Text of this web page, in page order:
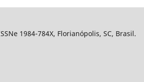
1984-784X, Florianópolis, SC, Brasil.